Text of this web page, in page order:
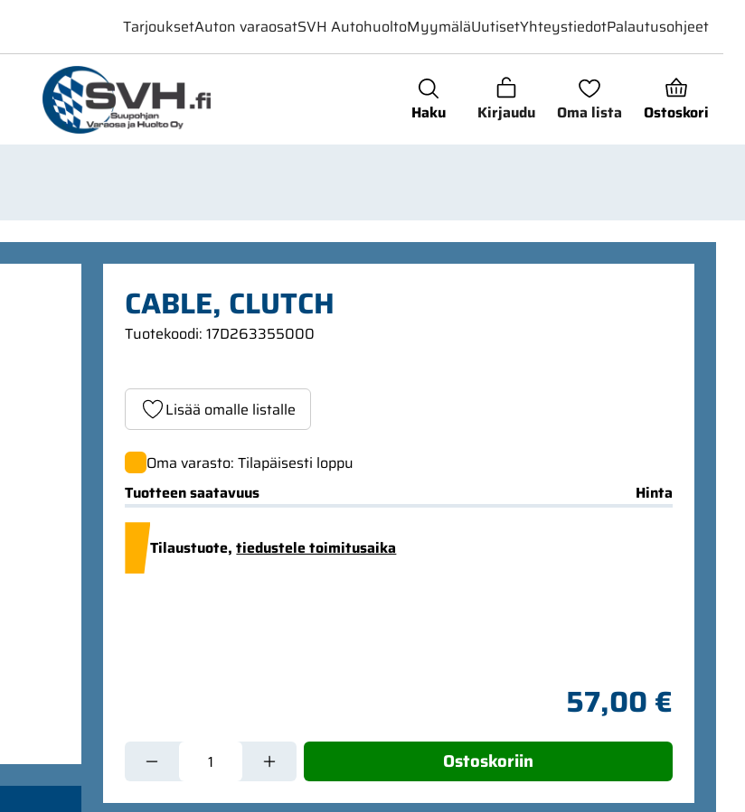
Haku Kirjaudu Oma lista Ostoskori
TarjouksetAuton varaosatSVH AutohuoltoMyymäläUutisetYhteystiedotPalautusohjeet
CABLE, CLUTCH
Tuotekoodi: 17D263355000
Lisää omalle listalle
Oma varasto: Tilapäisesti loppu
Tuotteen saatavuus
Hinta
Tilaustuote,tiedustele toimitusaika
57,00 €
Ostoskoriin